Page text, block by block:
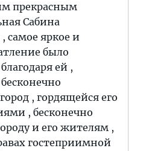
прекрасным
Сабина
самое яркое и
было
ей ,
, гордящейся его
, бесконечно
и его жителям ,
гостеприимной